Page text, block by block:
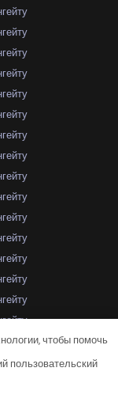
чтобы помочь
пользовательский